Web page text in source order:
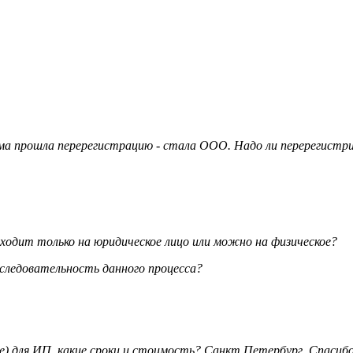
прошла перерегистрацию - стала ООО. Надо ли
только на юридическое лицо или можно на физическое?
данного процесса?
для ИП, какие сроки и стоимость? Санкт Петербург.